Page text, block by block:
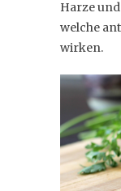
Harze
welche
wirken.